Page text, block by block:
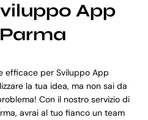
App
efficace per Sviluppo App
la tua idea, ma non sai da
Con il nostro servizio di
avrai al tuo fianco un team